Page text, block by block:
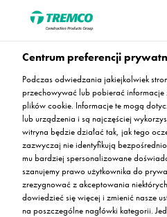
Rustik
Centrum preferencji
Podczas odwiedzania jakiejkolwiek
przechowywać lub pobierać
plików cookie. Informacje te mogą
lub urządzenia i są najczęściej
witryna będzie działać tak, jak tego
zazwyczaj nie identyfikują
mu bardziej spersonalizowane
szanujemy prawo użytkownika do
zrezygnować z akceptowania
dowiedzieć się więcej i zmienić nasze
na poszczególne nagłówki kategorii.